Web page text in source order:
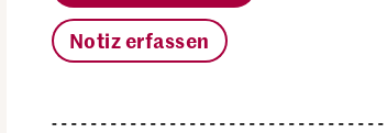
Notiz erfassen